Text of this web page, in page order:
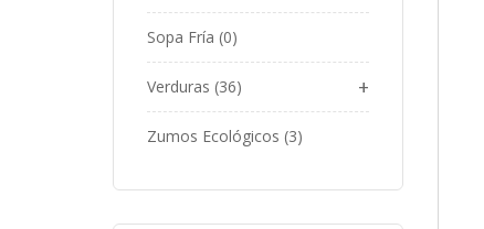
Sopa Fría 0
+
Verduras 36
Zumos Ecológicos 3